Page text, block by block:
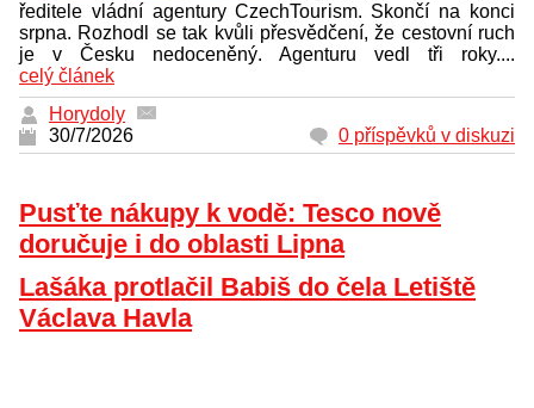
ředitele vládní agentury CzechTourism. Skončí na konci
srpna. Rozhodl se tak kvůli přesvědčení, že cestovní ruch
je v Česku nedoceněný. Agenturu vedl tři roky....
celý článek
Horydoly
30/7/2026
0 příspěvků v diskuzi
Pusťte nákupy k vodě: Tesco nově
doručuje i do oblasti Lipna
Lašáka protlačil Babiš do čela Letiště
Václava Havla